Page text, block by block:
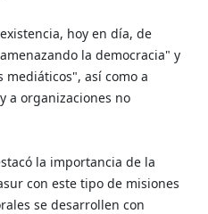
hoy en día, de
la democracia" y
mediáticos", así como a
a organizaciones no
la importancia de la
con este tipo de misiones
se desarrollen con